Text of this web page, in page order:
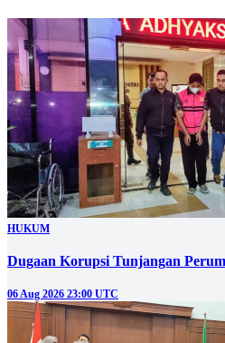
HUKUM
Dugaan Korupsi Tunjangan
06 Aug 2026 23:00 UTC